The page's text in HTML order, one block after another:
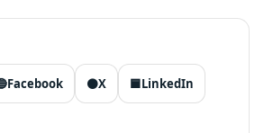
Facebook ⚫X 🟦LinkedIn